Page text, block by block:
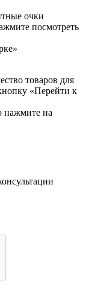
очки
посмотреть
товаров для
«Перейти к
нажмите на